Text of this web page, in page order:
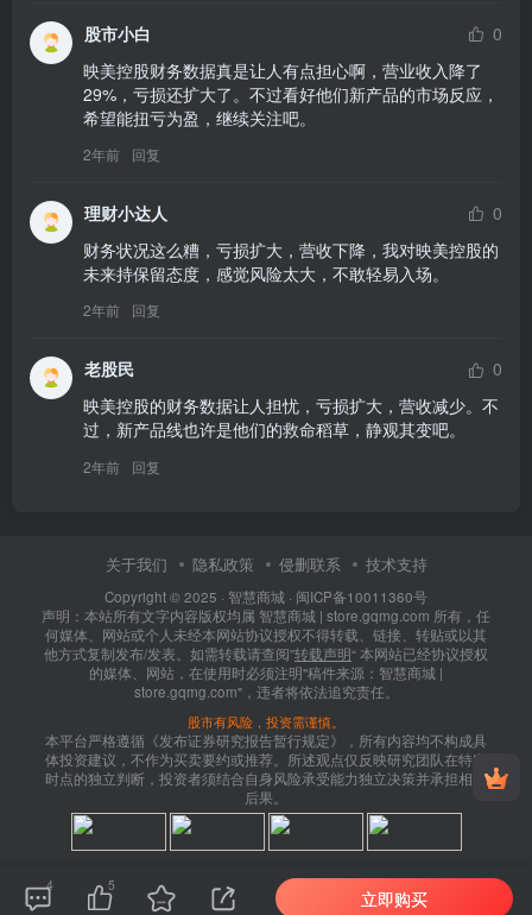
股市小白
0
映美控股财务数据真是让人有点担心啊，营业收入降了
29%，亏损还扩大了。不过看好他们新产品的市场反应，
希望能扭亏为盈，继续关注吧。
2年前 回复
理财小达人
0
财务状况这么糟，亏损扩大，营收下降，我对映美控股的
未来持保留态度，感觉风险太大，不敢轻易入场。
2年前 回复
老股民
0
映美控股的财务数据让人担忧，亏损扩大，营收减少。不
过，新产品线也许是他们的救命稻草，静观其变吧。
2年前 回复
关于我们 隐私政策 侵删联系 技术支持
Copyright © 2025 · 智慧商城 · 闽ICP备10011360号
声明：本站所有文字内容版权均属 智慧商城 | store.gqmg.com 所有，任
何媒体、网站或个人未经本网站协议授权不得转载、链接、转贴或以其
他方式复制发布/发表。如需转载请查阅”转载声明“ 本网站已经协议授权
的媒体、网站，在使用时必须注明"稿件来源：智慧商城 |
store.gqmg.com"，违者将依法追究责任。
股市有风险，投资需谨慎。
本平台严格遵循《发布证券研究报告暂行规定》，所有内容均不构成具
体投资建议，不作为买卖要约或推荐。所述观点仅反映研究团队在特定
时点的独立判断，投资者须结合自身风险承受能力独立决策并承担相应
后果。
4 5
立即购买